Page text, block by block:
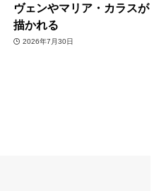
ヴェンやマリア・カラスが
描かれる
2026年7月30日